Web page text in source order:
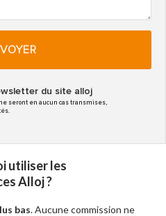
du site alloj
seront en aucun cas transmises,
utiliser les
Alloj ?
bas. Aucune commission ne